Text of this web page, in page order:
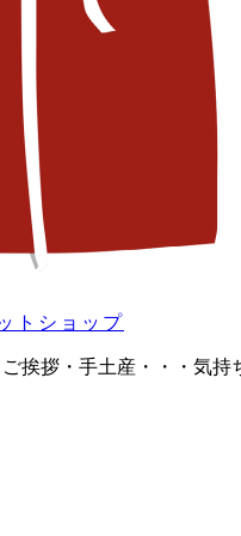
トショップ
挨拶・手土産・・・気持